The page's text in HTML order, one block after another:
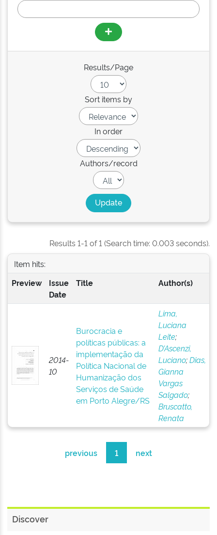
Results/Page
Sort items by
In order
Authors/record
Results 1-1 of 1 (Search time: 0.003 seconds).
Item hits:
Preview
Issue
Date
Title Author(s)
2014-
10
Burocracia e
políticas públicas: a
implementação da
Política Nacional de
Humanização dos
Serviços de Saúde
em Porto Alegre/RS
Lima,
Luciana
Leite;
D’Ascenzi,
Luciano;Dias,
Gianna
Vargas
Salgado;
Bruscatto,
Renata
previous 1 next
Discover